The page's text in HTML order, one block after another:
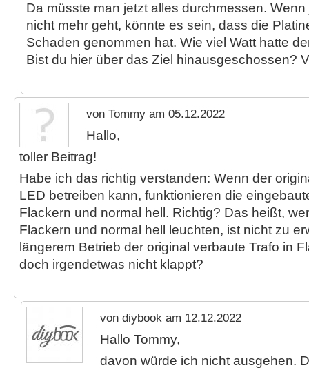
Da müsste man jetzt alles durchmessen.
nicht mehr geht, könnte es sein, dass die
Schaden genommen hat. Wie viel Watt hatte
Bist du hier über das Ziel hinausgeschossen?
von Tommy am 05.12.2022
Hallo,
toller Beitrag!
Habe ich das richtig verstanden: Wenn der
LED betreiben kann, funktionieren die
Flackern und normal hell. Richtig? Das heißt,
Flackern und normal hell leuchten, ist nicht zu
längerem Betrieb der original verbaute Trafo in
doch irgendetwas nicht klappt?
von diybook am 12.12.2022
Hallo Tommy,
davon würde ich nicht ausgehen.